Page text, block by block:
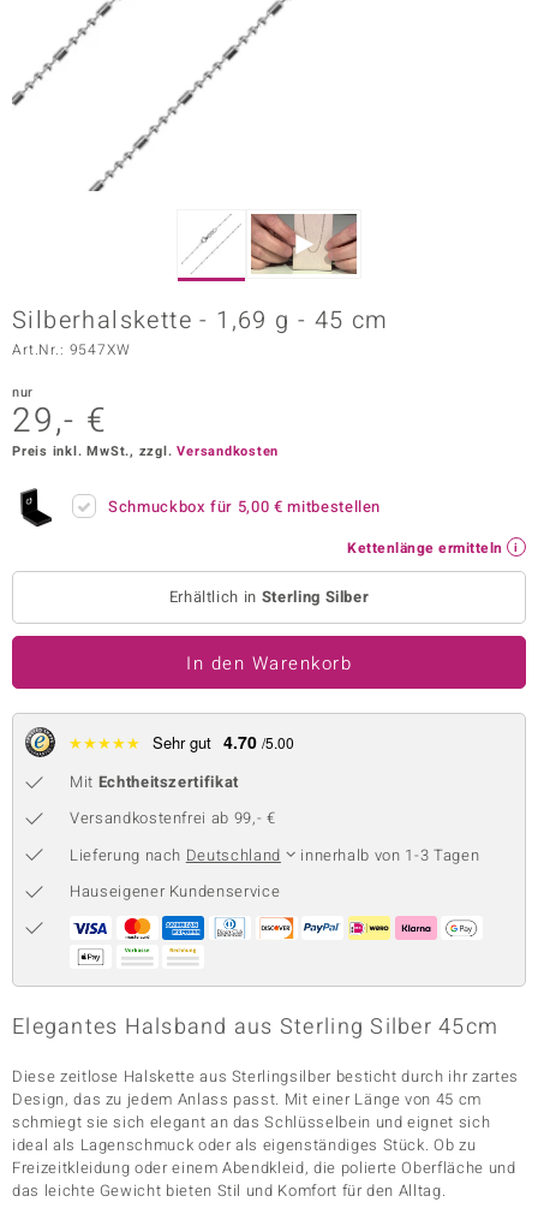
Designs
Collection
Classics
Silberhalskette - 1,69 g - 45 cm
Art.Nr.: 9547XW
nur
29,- €
Preis inkl. MwSt., zzgl.Versandkosten
Schmuckbox für 5,00 € mitbestellen
Kettenlänge ermitteln
Erhältlich in Sterling Silber
In den Warenkorb
★★★★★ Sehr gut 4.70 /5.00
Mit Echtheitszertifikat
Versandkostenfrei ab 99,- €
Lieferung nach Deutschland
innerhalb von 1-3 Tagen
Hauseigener Kundenservice
Elegantes Halsband aus Sterling Silber 45cm
Diese zeitlose Halskette aus Sterlingsilber besticht durch ihr zartes
Design, das zu jedem Anlass passt. Mit einer Länge von 45 cm
schmiegt sie sich elegant an das Schlüsselbein und eignet sich
ideal als Lagenschmuck oder als eigenständiges Stück. Ob zu
Freizeitkleidung oder einem Abendkleid, die polierte Oberfläche und
das leichte Gewicht bieten Stil und Komfort für den Alltag.